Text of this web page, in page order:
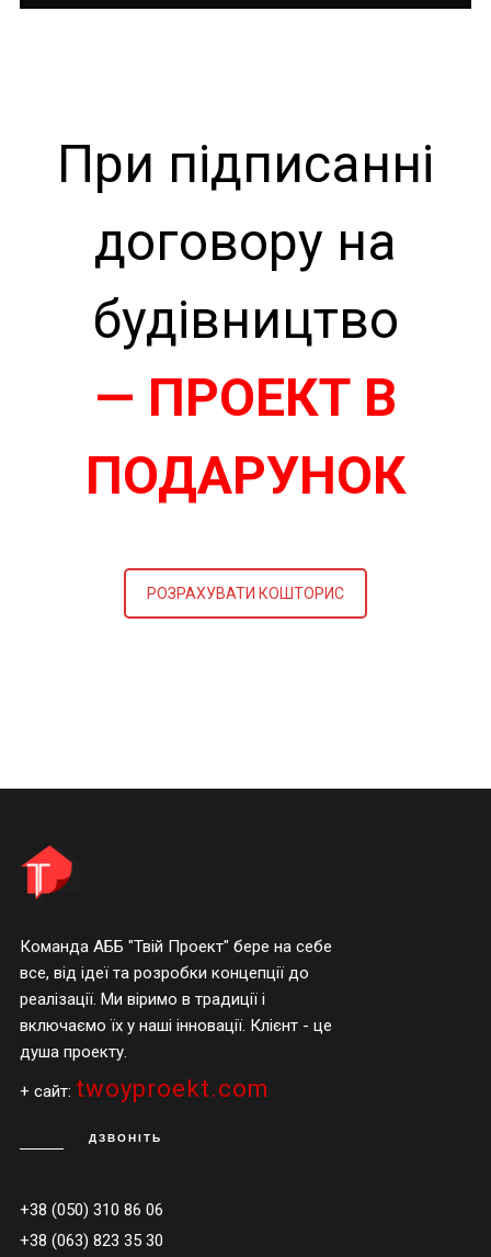
При підписанні
договору на
будівництво
— ПРОЕКТ В
ПОДАРУНОК
РОЗРАХУВАТИ КОШТОРИС
Команда АББ "Твій Проект" бере на себе
все, від ідеї та розробки концепції до
реалізації. Ми віримо в традиції і
включаємо їх у наші інновації. Клієнт - це
душа проекту.
+ сайт: twoyproekt.com
ДЗВОНІТЬ
+38 (050) 310 86 06
+38 (063) 823 35 30